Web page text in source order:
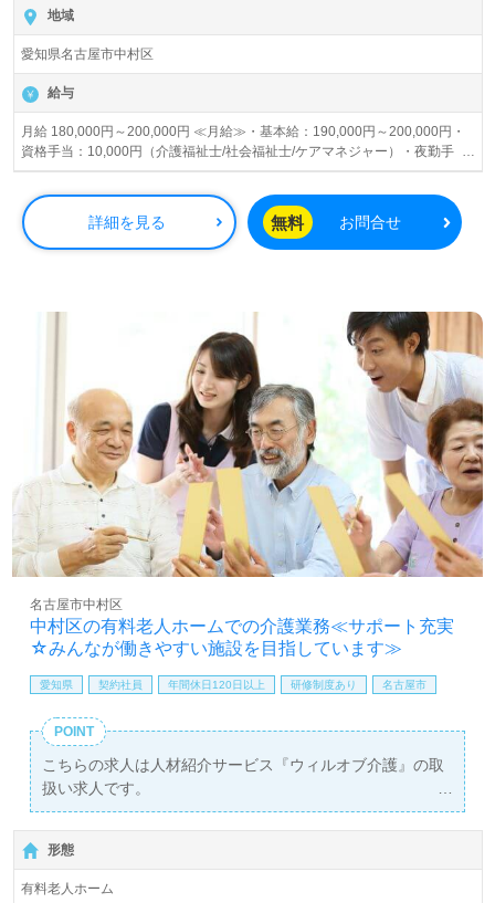
地域
愛知県名古屋市中村区
給与
月給 180,000円～200,000円 ≪月給≫・基本給：190,000円～200,000円・
資格手当：10,000円（介護福祉士/社会福祉士/ケアマネジャー）・夜勤手
当：1回/8,000円 賞与あり 昇給あり
詳細を見る 無料 お問合せ
中村区の有料老人ホームでの介護業務≪サポート充実
☆みんなが働きやすい施設を目指しています≫
名古屋市中村区
愛知県 契約社員 年間休日120日以上 研修制度あり 名古屋市
POINT
こちらの求人は人材紹介サービス『ウィルオブ介護』の取
扱い求人です。
詳細に関してお気軽にご相談ください♪
【無料】で皆さんの転職活動をサポートいたします。
形態
有料老人ホーム